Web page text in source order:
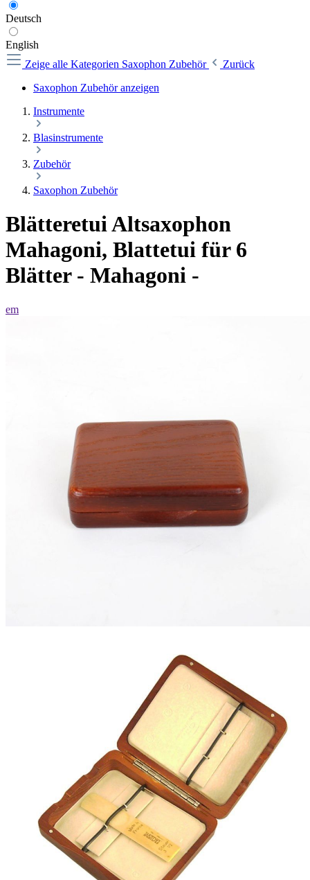
Deutsch
English
Zeige alle Kategorien Saxophon Zubehör
Zurück
Saxophon Zubehör anzeigen
Instrumente
Blasinstrumente
Zubehör
Saxophon Zubehör
Blätteretui Altsaxophon
Mahagoni, Blattetui für 6
Blätter - Mahagoni -
em